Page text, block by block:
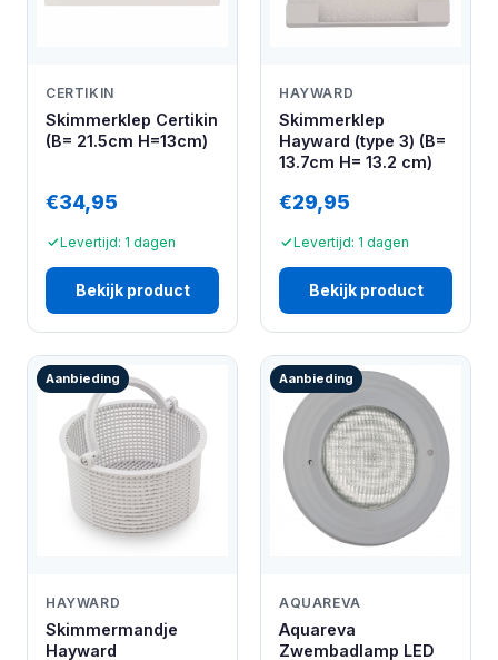
CERTIKIN
Skimmerklep Certikin
(B= 21.5cm H=13cm)
€34,95
Levertijd: 1 dagen
Bekijk product
HAYWARD
Skimmerklep
Hayward (type 3) (B=
13.7cm H= 13.2 cm)
€29,95
Levertijd: 1 dagen
Bekijk product
Aanbieding
HAYWARD
Skimmermandje
Hayward
Aanbieding
AQUAREVA
Aquareva
Zwembadlamp LED